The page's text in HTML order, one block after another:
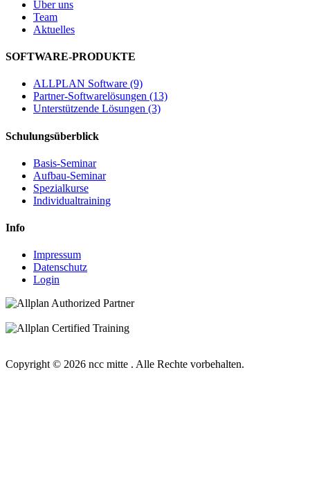
Über uns
Team
Aktuelles
SOFTWARE-PRODUKTE
ALLPLAN Software (9)
Partner-Softwarelösungen (13)
Unterstützende Lösungen (3)
Schulungsüberblick
Basis-Seminar
Aufbau-Seminar
Spezialkurse
Individualtraining
Info
Impressum
Datenschutz
Login
Copyright © 2026 ncc mitte . Alle Rechte vorbehalten.